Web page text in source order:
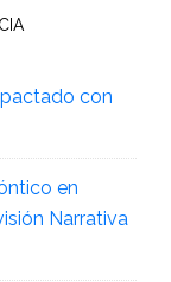
con
en
Narrativa